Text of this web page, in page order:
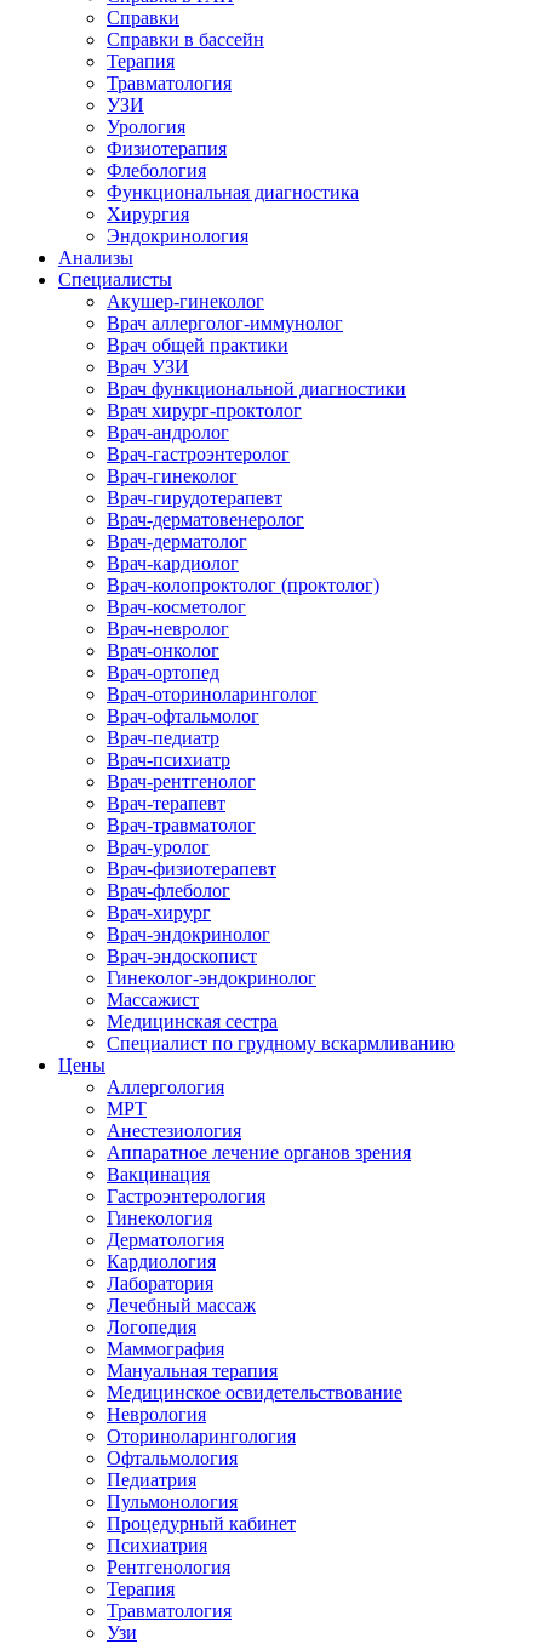
Справки
Справки в бассейн
Терапия
Травматология
УЗИ
Урология
Физиотерапия
Флебология
Функциональная диагностика
Хирургия
Эндокринология
Анализы
Специалисты
Акушер-гинеколог
Врач аллерголог-иммунолог
Врач общей практики
Врач УЗИ
Врач функциональной диагностики
Врач хирург-проктолог
Врач-андролог
Врач-гастроэнтеролог
Врач-гинеколог
Врач-гирудотерапевт
Врач-дерматовенеролог
Врач-дерматолог
Врач-кардиолог
Врач-колопроктолог (проктолог)
Врач-косметолог
Врач-невролог
Врач-онколог
Врач-ортопед
Врач-оториноларинголог
Врач-офтальмолог
Врач-педиатр
Врач-психиатр
Врач-рентгенолог
Врач-терапевт
Врач-травматолог
Врач-уролог
Врач-физиотерапевт
Врач-флеболог
Врач-хирург
Врач-эндокринолог
Врач-эндоскопист
Гинеколог-эндокринолог
Массажист
Медицинская сестра
Специалист по грудному вскармливанию
Цены
Аллергология
МРТ
Анестезиология
Аппаратное лечение органов зрения
Вакцинация
Гастроэнтерология
Гинекология
Дерматология
Кардиология
Лаборатория
Лечебный массаж
Логопедия
Маммография
Мануальная терапия
Медицинское освидетельствование
Неврология
Оториноларингология
Офтальмология
Педиатрия
Пульмонология
Процедурный кабинет
Психиатрия
Рентгенология
Терапия
Травматология
Узи